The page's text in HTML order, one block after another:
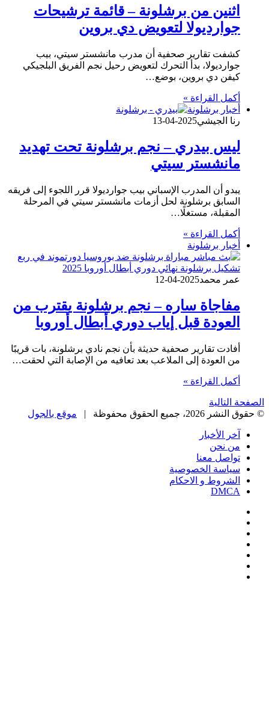
اثنين من برشلونة – قائمة ترشيحات
جوارديولا لتعويض دي بروين
كشفت تقارير صحفية أن مدرب مانشستر سيتي، بيب
جوارديولا، بدأ التحرك لتعويض رحيل نجم الفريق البلجيكي
كيفن دي بروين، بوضع…
أكمل القراءة »
أخبار برشلونة
رنا الجيشي2025-04-13
ليس بيدري – نجم برشلونة تحت تهديد
مانشستر سيتي
يبدو أن المدرب الإسباني بيب جوارديولا قرر اللجوء إلى فريقه
السابق برشلونة لحل أزمات مانشستر سيتي في المرحلة
المقبلة، مستغلًا…
أكمل القراءة »
أخبار برشلونة
عمر محمد2025-04-12
مفاجاة ساره – نجم برشلونة يقترب من
العودة قبل إياب دوري أبطال أوروبا
أفادت تقارير صحفية حديثة بأن نجم نادي برشلونة، بات قريبًا
من العودة إلى الملاعب بعد تعافيه من الإصابة التي لحقت…
أكمل القراءة »
الصفحة التالية
© حقوق النشر 2026، جميع الحقوق محفوظة |
موقع بالجول
آخر الأخبار
من نحن
تواصل معنا
سياسة الخصوصية
الشروط و الاحكام
DMCA